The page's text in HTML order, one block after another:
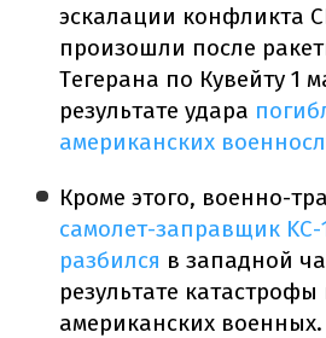
эскалации конфликта
произошли после
Тегерана по Кувейту 1
результате удара
американских
Кроме этого, военно-
самолет-заправщик
разбился в западной
результате
американских